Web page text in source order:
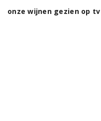
onze wijnen gezien op tv